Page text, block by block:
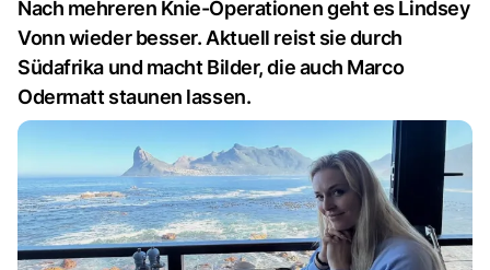
Nach mehreren Knie-Operationen geht es Lindsey
Vonn wieder besser. Aktuell reist sie durch
Südafrika und macht Bilder, die auch Marco
Odermatt staunen lassen.